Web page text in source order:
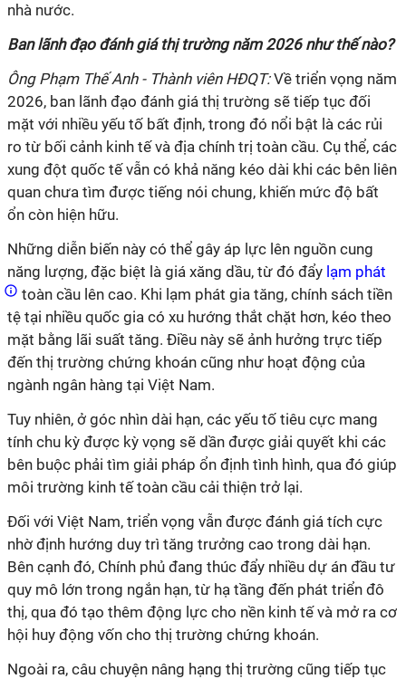
nhà nước.
Ban lãnh đạo đánh giá thị trường năm 2026 như thế nào?
Ông Phạm Thế Anh - Thành viên HĐQT:Về triển vọng năm
2026, ban lãnh đạo đánh giá thị trường sẽ tiếp tục đối
mặt với nhiều yếu tố bất định, trong đó nổi bật là các rủi
ro từ bối cảnh kinh tế và địa chính trị toàn cầu. Cụ thể, các
xung đột quốc tế vẫn có khả năng kéo dài khi các bên liên
quan chưa tìm được tiếng nói chung, khiến mức độ bất
ổn còn hiện hữu.
Những diễn biến này có thể gây áp lực lên nguồn cung
năng lượng, đặc biệt là giá xăng dầu, từ đó đẩy lạm phát
toàn cầu lên cao. Khi lạm phát gia tăng, chính sách tiền
tệ tại nhiều quốc gia có xu hướng thắt chặt hơn, kéo theo
mặt bằng lãi suất tăng. Điều này sẽ ảnh hưởng trực tiếp
đến thị trường chứng khoán cũng như hoạt động của
ngành ngân hàng tại Việt Nam.
Tuy nhiên, ở góc nhìn dài hạn, các yếu tố tiêu cực mang
tính chu kỳ được kỳ vọng sẽ dần được giải quyết khi các
bên buộc phải tìm giải pháp ổn định tình hình, qua đó giúp
môi trường kinh tế toàn cầu cải thiện trở lại.
Đối với Việt Nam, triển vọng vẫn được đánh giá tích cực
nhờ định hướng duy trì tăng trưởng cao trong dài hạn.
Bên cạnh đó, Chính phủ đang thúc đẩy nhiều dự án đầu tư
quy mô lớn trong ngắn hạn, từ hạ tầng đến phát triển đô
thị, qua đó tạo thêm động lực cho nền kinh tế và mở ra cơ
hội huy động vốn cho thị trường chứng khoán.
Ngoài ra, câu chuyện nâng hạng thị trường cũng tiếp tục